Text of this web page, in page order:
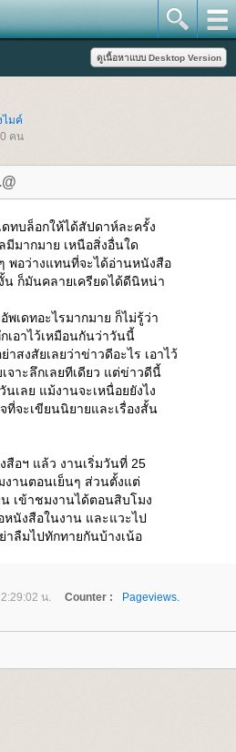
ไมค์
คน
ดทบล็อกให้ได้สัปดาห์ละครั้ง
มากมาย เหนือสิ่งอื่นใด
พอว่างแทนที่จะได้อ่านหนังสือ
น ก็มันคลายเครียดได้ดีนิหน่า
เดทอะไรมากมาย ก็ไม่รู้ว่า
เอาไว้เหมือนกันว่าวันนี้
สงสัยเลยว่าข่าวดีอะไร เอาไว้
จาะลึกเลยทีเดียว แต่ข่าวดีนี้
เลย แม้งานจะเหนื่อยยังไง
ที่จะเขียนนิยายและเรื่องสั้น
อฯ แล้ว งานเริ่มวันที่ 25
านตอนเย็นๆ ส่วนตั้งแต่
เข้าชมงานได้ตอนสิบโมง
หนังสือในงาน และแวะไป
ลืมไปทักทายกันบ้างเน้อ
น. Counter :
Pageviews.